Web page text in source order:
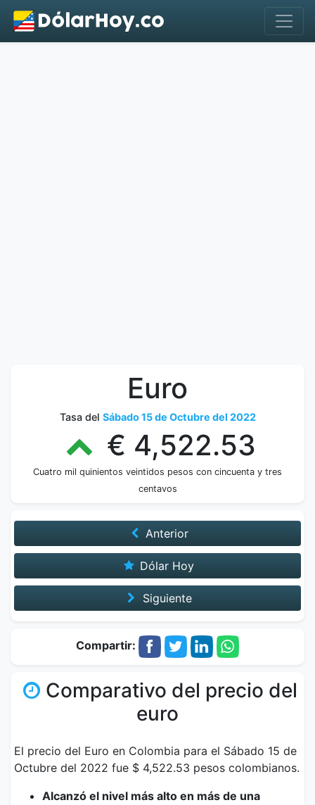
Euro
Tasa del Sábado 15 de Octubre del 2022
€ 4,522.53
Cuatro mil quinientos veintidos pesos con cincuenta y tres
centavos
Anterior
Dólar Hoy
Siguiente
Compartir:
Comparativo del precio del
euro
El precio del Euro en Colombia para el Sábado 15 de
Octubre del 2022 fue $ 4,522.53 pesos colombianos.
Alcanzó el nivel más alto en más de una